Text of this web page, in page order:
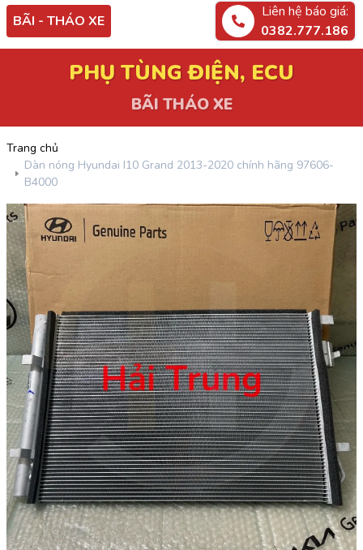
BÃI - THÁO XE
Liên hệ báo giá:
0382.777.186
PHỤ TÙNG ĐIỆN, ECU
BÃI THÁO XE
Trang chủ
Dàn nóng Hyundai I10 Grand 2013-2020 chính hãng 97606-
B4000